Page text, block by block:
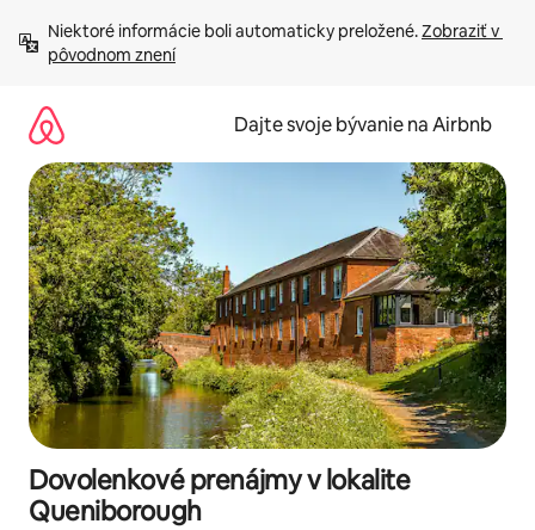
obsah.
Niektoré informácie boli automaticky preložené. Zobraziť v
pôvodnom znení
Dajte svoje bývanie na Airbnb
Dovolenkové prenájmy v lokalite
Queniborough